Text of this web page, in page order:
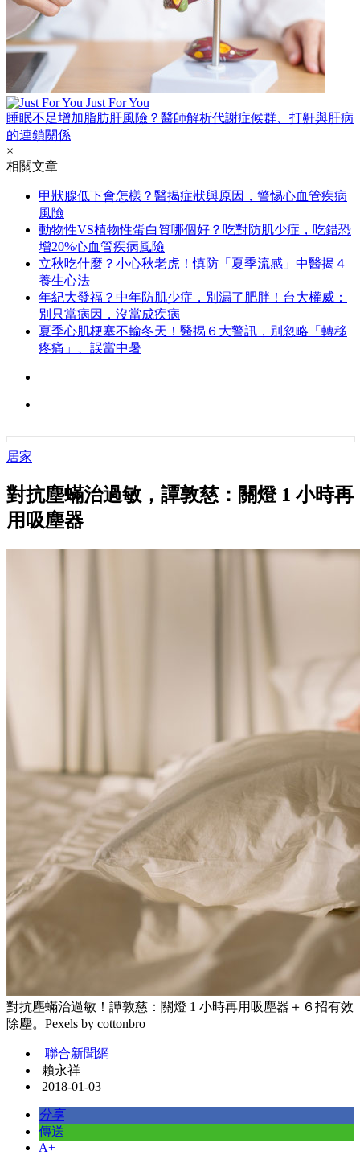
Just For You
睡眠不足增加脂肪肝風險？醫師解析代謝症候群、打鼾與肝病
的連鎖關係
×
相關文章
甲狀腺低下會怎樣？醫揭症狀與原因，警惕心血管疾病
風險
動物性VS植物性蛋白質哪個好？吃對防肌少症，吃錯恐
增20%心血管疾病風險
立秋吃什麼？小心秋老虎！慎防「夏季流感」中醫揭４
養生心法
年紀大發福？中年防肌少症，別漏了肥胖！台大權威：
別只當病因，沒當成疾病
夏季心肌梗塞不輸冬天！醫揭６大警訊，別忽略「轉移
疼痛」、誤當中暑
居家
對抗塵蟎治過敏，譚敦慈：關燈 1 小時再
用吸塵器
對抗塵蟎治過敏！譚敦慈：關燈 1 小時再用吸塵器＋６招有效
除塵。Pexels by cottonbro
聯合新聞網
賴永祥
2018-01-03
分享
傳送
A+